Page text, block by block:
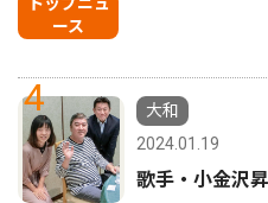
トップニュ
ース
4
大和
2024.01.19
歌手・小金沢